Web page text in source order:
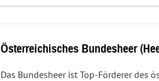
GmbH
Österreichisches Bundesheer
Das Bundesheer ist Top-Förderer des